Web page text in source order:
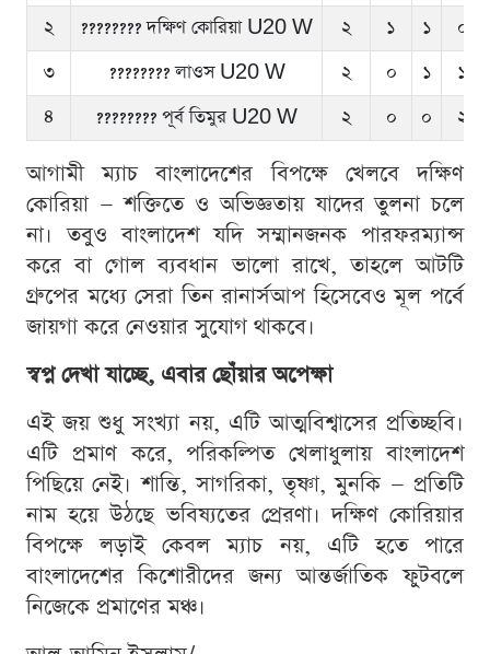
২
???????? দক্ষিণ কোরিয়া U20 W ২ ১ ১
০
৩
???????? লাওস U20 W ২ ০ ১
১
৪
???????? পূর্ব তিমুর U20 W ২ ০ ০ ২
আগামী ম্যাচ বাংলাদেশের বিপক্ষে খেলবে দক্ষিণ
কোরিয়া — শক্তিতে ও অভিজ্ঞতায় যাদের তুলনা চলে
না। তবুও বাংলাদেশ যদি সম্মানজনক পারফরম্যান্স
করে বা গোল ব্যবধান ভালো রাখে, তাহলে আটটি
গ্রুপের মধ্যে সেরা তিন রানার্সআপ হিসেবেও মূল পর্বে
জায়গা করে নেওয়ার সুযোগ থাকবে।
স্বপ্ন দেখা যাচ্ছে, এবার ছোঁয়ার অপেক্ষা
এই জয় শুধু সংখ্যা নয়, এটি আত্মবিশ্বাসের প্রতিচ্ছবি।
এটি প্রমাণ করে, পরিকল্পিত খেলাধুলায় বাংলাদেশ
পিছিয়ে নেই। শান্তি, সাগরিকা, তৃষ্ণা, মুনকি — প্রতিটি
নাম হয়ে উঠছে ভবিষ্যতের প্রেরণা। দক্ষিণ কোরিয়ার
বিপক্ষে লড়াই কেবল ম্যাচ নয়, এটি হতে পারে
বাংলাদেশের কিশোরীদের জন্য আন্তর্জাতিক ফুটবলে
নিজেকে প্রমাণের মঞ্চ।